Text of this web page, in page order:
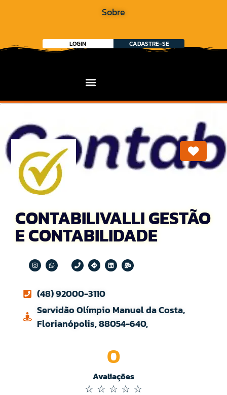
Sobre
LOGIN CADASTRE-SE
CONTABILIVALLI GESTÃO
E CONTABILIDADE
(48) 92000-3110
Servidão Olímpio Manuel da Costa,
Florianópolis, 88054-640,
Avaliações
0
☆ ☆ ☆ ☆ ☆